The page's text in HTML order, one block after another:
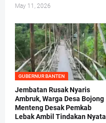
May 11, 2026
GUBERNUR BANTEN
Jembatan Rusak Nyaris
Ambruk, Warga Desa Bojong
Menteng Desak Pemkab
Lebak Ambil Tindakan Nyata